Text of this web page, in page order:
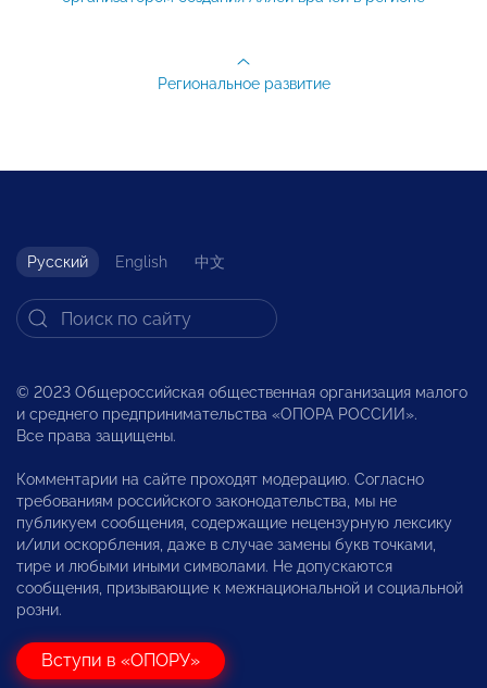
Региональное развитие
Русский English 中文
© 2023 Общероссийская общественная организация малого
и среднего предпринимательства «ОПОРА РОССИИ».
Все права защищены.
Комментарии на сайте проходят модерацию. Согласно
требованиям российского законодательства, мы не
публикуем сообщения, содержащие нецензурную лексику
и/или оскорбления, даже в случае замены букв точками,
тире и любыми иными символами. Не допускаются
сообщения, призывающие к межнациональной и социальной
розни.
Вступи в «ОПОРУ»